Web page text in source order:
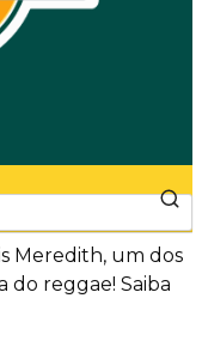
Meredith, um dos
do reggae! Saiba